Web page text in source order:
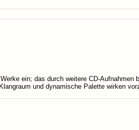
ein; das durch weitere CD-Aufnahmen
und dynamische Palette wirken